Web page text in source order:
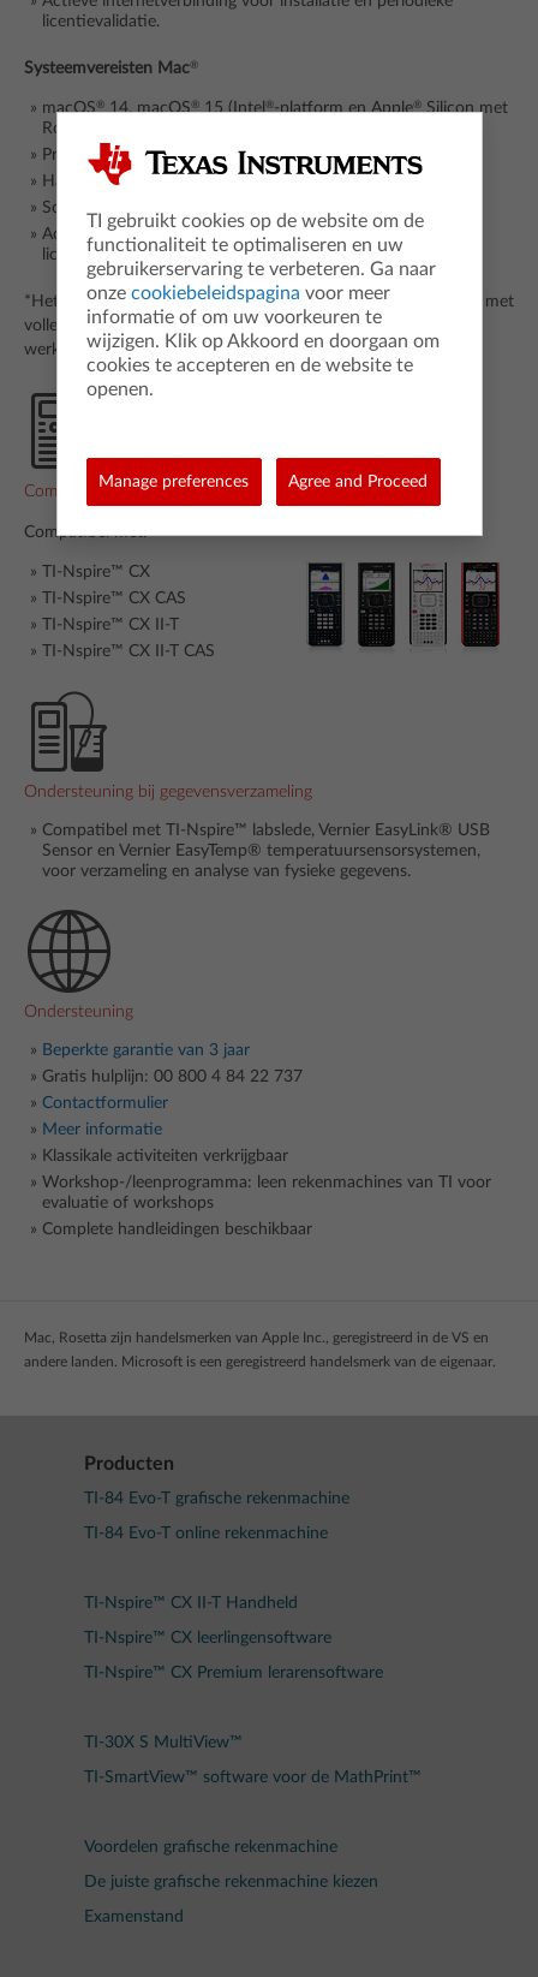
licentievalidatie.
Systeemvereisten Mac®
macOS®14, macOS®15 (Intel®-platform en Apple®Silicon met
Rosetta
Processor: Iedere Mac 2015 of nieuwer
Harde schijf: Ongeveer 1 GB vrije ruimte op de harde schijf
Schermresolutie: 1024 x 768
Actieve internetverbinding voor installatie en periodieke
licentievalidatie.
*Het macOS 27 is de laatste versie van het besturingssysteem met
volledige Rosetta 2 ondersteuning. TI-software met Rosetta 2
werkt mogelijk niet met het macOS 28 of nieuwer.
Compatibiliteit met grafische rekenmachines
Compatibel met:
TI-Nspire™ CX
TI-Nspire™ CX CAS
TI-Nspire™ CX II-T
TI-Nspire™ CX II-T CAS
Ondersteuning bij gegevensverzameling
Compatibel met TI-Nspire™ labslede, Vernier EasyLink® USB
Sensor en Vernier EasyTemp® temperatuursensorsystemen,
voor verzameling en analyse van fysieke gegevens.
Ondersteuning
Beperkte garantie van 3 jaar
Gratis hulplijn: 00 800 4 84 22 737
Contactformulier
Meer informatie
Klassikale activiteiten verkrijgbaar
Workshop-/leenprogramma: leen rekenmachines van TI voor
evaluatie of workshops
Complete handleidingen beschikbaar
Mac, Rosetta zijn handelsmerken van Apple Inc., geregistreerd in de VS en
andere landen. Microsoft is een geregistreerd handelsmerk van de eigenaar.
Producten
TI-84 Evo-T grafische rekenmachine
TI-84 Evo-T online rekenmachine
TI-Nspire™ CX II-T Handheld
TI-Nspire™ CX leerlingensoftware
TI-Nspire™ CX Premium lerarensoftware
TI-30X S MultiView™
TI-SmartView™ software voor de MathPrint™
Voordelen grafische rekenmachine
De juiste grafische rekenmachine kiezen
Examenstand
TI gebruikt cookies op de website om de
functionaliteit te optimaliseren en uw
gebruikerservaring te verbeteren. Ga naar
onze cookiebeleidspagina voor meer
informatie of om uw voorkeuren te
wijzigen. Klik op Akkoord en doorgaan om
cookies te accepteren en de website te
openen.
Manage preferences Agree and Proceed